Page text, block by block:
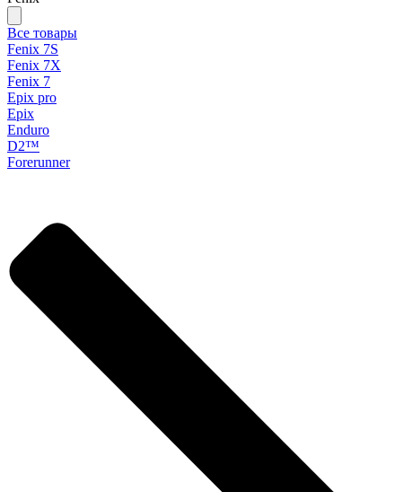
Все товары
Fenix 7S
Fenix 7X
Fenix 7
Epix pro
Epix
Enduro
D2™
Forerunner